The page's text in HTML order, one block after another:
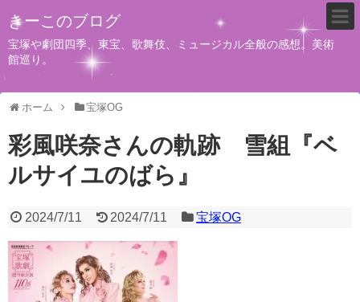
きーこのブログ
宝塚や劇団四季、東宝、歌舞伎、ミュージカル全般の感想。美術
館巡り。
ホーム 宝塚OG
彩風咲奈さんの軌跡 雪組『ベ
ルサイユのばら』
2024/7/11 2024/7/11 宝塚OG